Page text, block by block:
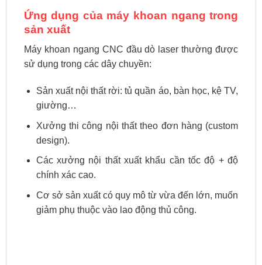
Ứng dụng của máy khoan ngang trong
sản xuất
Máy khoan ngang CNC đầu dò laser thường được
sử dụng trong các dây chuyền:
Sản xuất nội thất rời: tủ quần áo, bàn học, kệ TV,
giường…
Xưởng thi công nội thất theo đơn hàng (custom
design).
Các xưởng nội thất xuất khẩu cần tốc độ + độ
chính xác cao.
Cơ sở sản xuất có quy mô từ vừa đến lớn, muốn
giảm phụ thuộc vào lao động thủ công.